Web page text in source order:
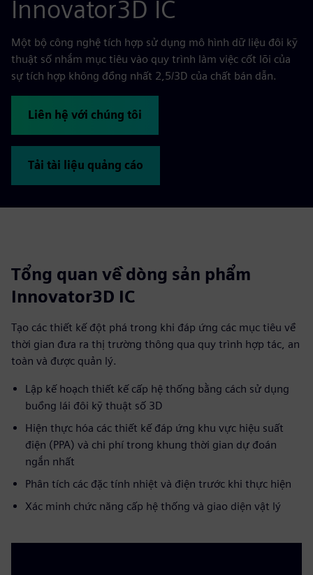
Innovator3D IC
Một bộ công nghệ tích hợp sử dụng mô hình dữ liệu đôi kỹ
thuật số nhắm mục tiêu vào quy trình làm việc cốt lõi của
sự tích hợp không đồng nhất 2,5/3D của chất bán dẫn.
Liên hệ với chúng tôi
Tải tài liệu quảng cáo
Tổng quan về dòng sản phẩm
Innovator3D IC
Tạo các thiết kế đột phá trong khi đáp ứng các mục tiêu về
thời gian đưa ra thị trường thông qua quy trình hợp tác, an
toàn và được quản lý.
Lập kế hoạch thiết kế cấp hệ thống bằng cách sử dụng
buồng lái đôi kỹ thuật số 3D
Hiện thực hóa các thiết kế đáp ứng khu vực hiệu suất
điện (PPA) và chi phí trong khung thời gian dự đoán
ngắn nhất
Phân tích các đặc tính nhiệt và điện trước khi thực hiện
Xác minh chức năng cấp hệ thống và giao diện vật lý